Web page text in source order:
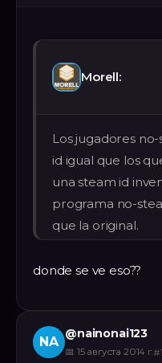
Morell:
Los jugadores
id igual que los
una steam id
programa no-
que la original.
donde se ve eso??
NA
@nainonai123
📅 15 августа 2014 г.#